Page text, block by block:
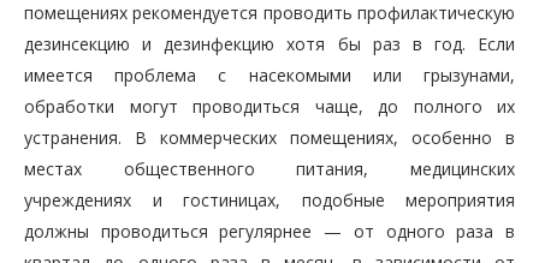
помещениях рекомендуется проводить профилактическую
дезинсекцию и дезинфекцию хотя бы раз в год. Если
имеется проблема с насекомыми или грызунами,
обработки могут проводиться чаще, до полного их
устранения. В коммерческих помещениях, особенно в
местах общественного питания, медицинских
учреждениях и гостиницах, подобные мероприятия
должны проводиться регулярнее — от одного раза в